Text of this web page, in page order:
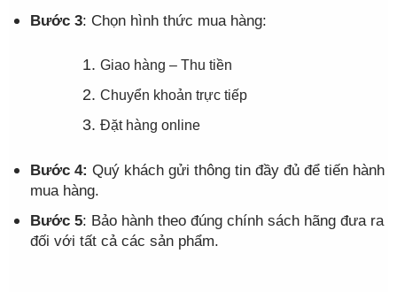
Bước 3: Chọn hình thức mua hàng:
Giao hàng – Thu tiền
Chuyển khoản trực tiếp
Đặt hàng online
Bước 4: Quý khách gửi thông tin đầy đủ để tiến hành
mua hàng.
Bước 5: Bảo hành theo đúng chính sách hãng đưa ra
đối với tất cả các sản phẩm.